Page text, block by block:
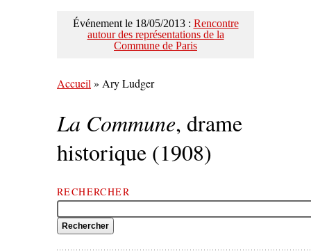
Événement le 18/05/2013 : Rencontre
autour des représentations de la
Commune de Paris
Accueil » Ary Ludger
La Commune, drame
historique (1908)
RECHERCHER